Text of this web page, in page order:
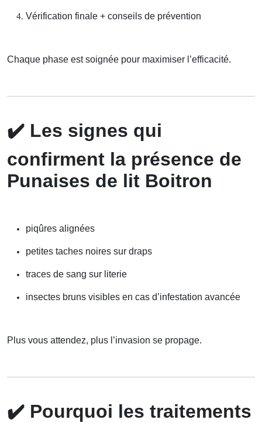
Vérification finale + conseils de prévention
Chaque phase est soignée pour maximiser l’efficacité.
✔️ Les signes qui
confirment la présence de
Punaises de lit Boitron
piqûres alignées
petites taches noires sur draps
traces de sang sur literie
insectes bruns visibles en cas d’infestation avancée
Plus vous attendez, plus l’invasion se propage.
✔️ Pourquoi les traitements